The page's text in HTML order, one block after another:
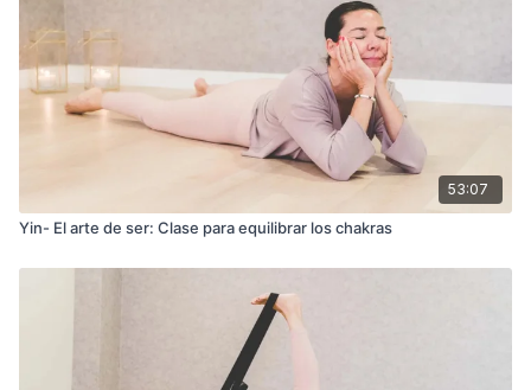
53:07
Yin- El arte de ser: Clase para equilibrar los chakras